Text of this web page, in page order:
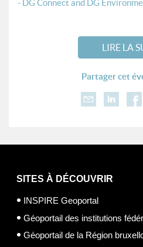
- DG Connect and DG
LIRE LA
Partager cet
SITES À DÉCOUVRIR
INSPIRE Geoportal
Géoportail des institutions
Géoportail de la Région